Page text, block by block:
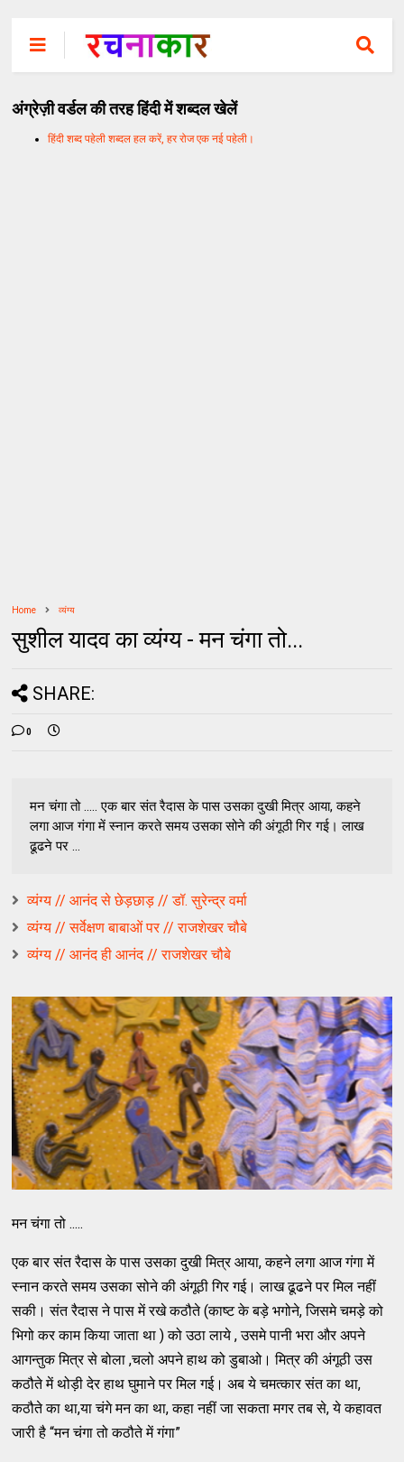
अंग्रेज़ी वर्डल की तरह हिंदी में शब्दल खेलें
हिंदी शब्द पहेली शब्दल हल करें, हर रोज एक नई पहेली।
Home व्यंग्य
सुशील यादव का व्यंग्य - मन चंगा तो...
SHARE:
0
मन चंगा तो ..... एक बार संत रैदास के पास उसका दुखी मित्र आया, कहने
लगा आज गंगा में स्नान करते समय उसका सोने की अंगूठी गिर गई। लाख
ढूढने पर ...
व्यंग्य // आनंद से छेड़छाड़ // डॉ. सुरेन्द्र वर्मा
व्यंग्य // सर्वेक्षण बाबाओं पर // राजशेखर चौबे
व्यंग्य // आनंद ही आनंद // राजशेखर चौबे
मन चंगा तो .....
एक बार संत रैदास के पास उसका दुखी मित्र आया, कहने लगा आज गंगा में
स्नान करते समय उसका सोने की अंगूठी गिर गई। लाख ढूढने पर मिल नहीं
सकी। संत रैदास ने पास में रखे कठौते (काष्ट के बड़े भगोने, जिसमे चमड़े को
भिगो कर काम किया जाता था ) को उठा लाये , उसमे पानी भरा और अपने
आगन्तुक मित्र से बोला ,चलो अपने हाथ को डुबाओ। मित्र की अंगूठी उस
कठौते में थोड़ी देर हाथ घुमाने पर मिल गई। अब ये चमत्कार संत का था,
कठौते का था,या चंगे मन का था, कहा नहीं जा सकता मगर तब से, ये कहावत
जारी है “मन चंगा तो कठौते में गंगा”